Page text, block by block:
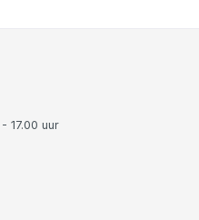
17.00 uur